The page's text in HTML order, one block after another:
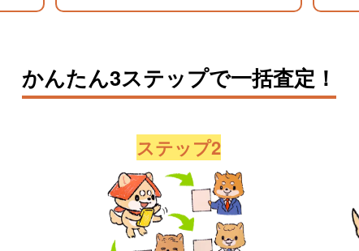
かんたん3ステップで一括査定！
ステップ2